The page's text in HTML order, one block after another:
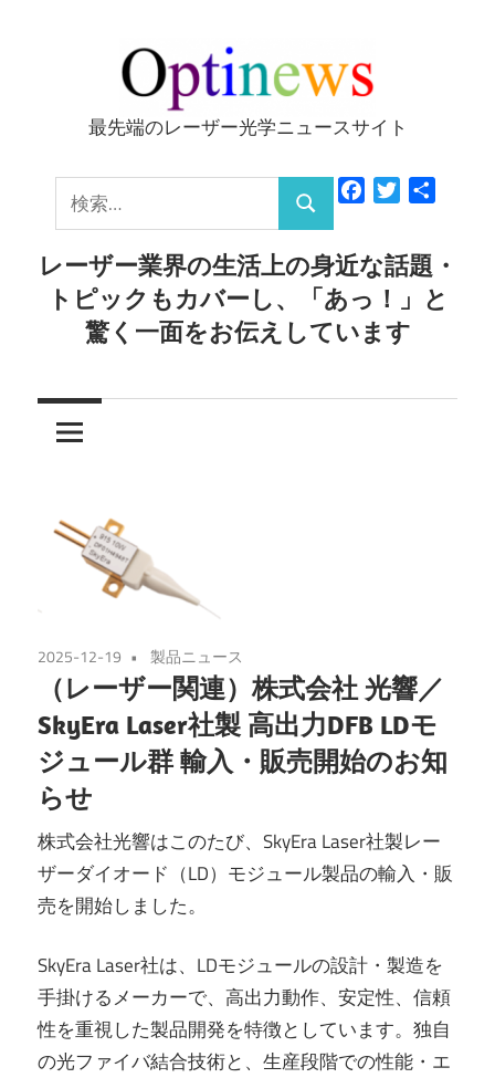
ッ
Optinews
最先端のレーザー光学ニュースサイト
索:
検
索
FacebookTwitter
レーザー業界の生活上の身近な話題・
トピックもカバーし、「あっ！」と
驚く一面をお伝えしています
2025-12-19 製品ニュース
（レーザー関連）株式会社 光響／
SkyEra Laser社製 高出力DFB LDモ
ジュール群 輸入・販売開始のお知
らせ
株式会社光響はこのたび、SkyEra Laser社製レー
ザーダイオード（LD）モジュール製品の輸入・販
売を開始しました。
SkyEra Laser社は、LDモジュールの設計・製造を
手掛けるメーカーで、高出力動作、安定性、信頼
性を重視した製品開発を特徴としています。独自
の光ファイバ結合技術と、生産段階での性能・エ